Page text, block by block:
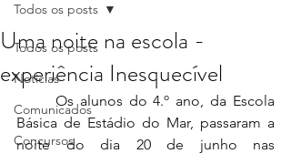
Todos os posts
Noticias
Comunicados
Concursos
Todos os posts
Uma noite na escola -
experiência Inesquecível
	Os alunos do 4.º ano, da Escola
Básica de Estádio do Mar, passaram a
noite do dia 20 de junho nas